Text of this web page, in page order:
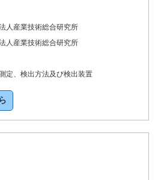
人産業技術総合研究所
人産業技術総合研究所
定、検出方法及び検出装置